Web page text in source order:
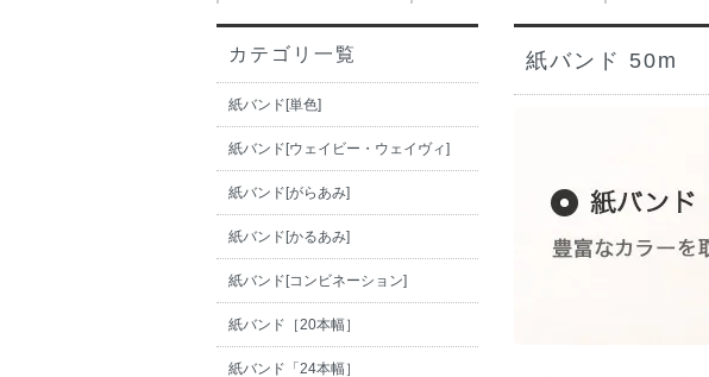
紙バンド 50m
カテゴリ一覧
紙バンド[単色]
紙バンド[ウェイビー・ウェイヴィ]
紙バンド[がらあみ]
紙バンド[かるあみ]
紙バンド[コンビネーション]
紙バンド［20本幅］
紙バンド「24本幅］